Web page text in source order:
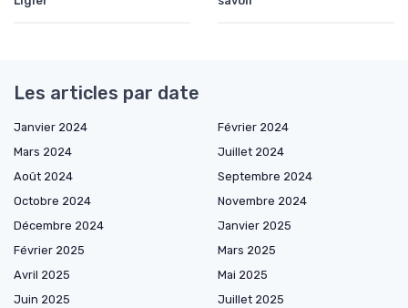
Les articles par date
Janvier 2024
Février 2024
Mars 2024
Juillet 2024
Août 2024
Septembre 2024
Octobre 2024
Novembre 2024
Décembre 2024
Janvier 2025
Février 2025
Mars 2025
Avril 2025
Mai 2025
Juin 2025
Juillet 2025